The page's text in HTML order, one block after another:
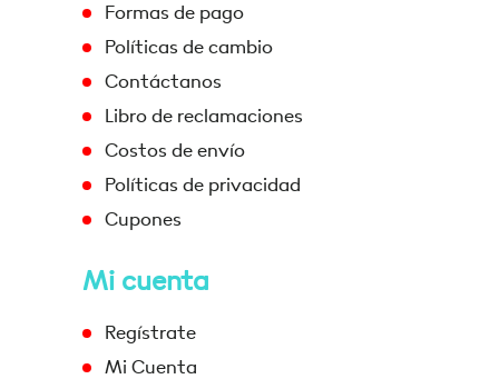
Formas de pago
Políticas de cambio
Contáctanos
Libro de reclamaciones
Costos de envío
Políticas de privacidad
Cupones
Mi cuenta
Regístrate
Mi Cuenta